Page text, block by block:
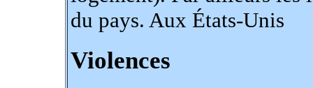
du pays. Aux États-Unis
Violences